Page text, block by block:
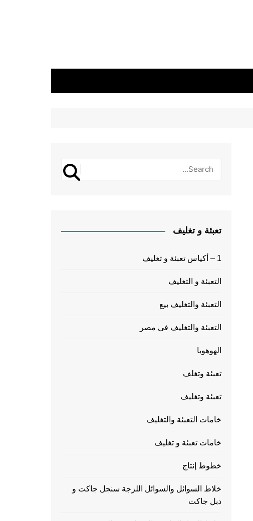
تعبئة و تغليف
1 – أكياس تعبئة و تغليف
التعبئة و التغليف
التعبئة والتغليف بيع
التعبئة والتغليف فى مصر
الهوهوبا
تعبئة وتغلف
تعبئة وتغليف
خامات التعبئة والتغليف
خامات تعبئة و تغليف
خطوط إنتاج
خلاط السوائل والسوائل اللزجة سنجل جاكت و
دبل جاكت